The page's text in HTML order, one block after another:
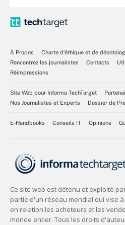
À Propos
Charte d’éthique et de
Rencontrez les journalistes
Contacts
Réimpressions
Site Web pour Informa TechTarget
Nos Journalistes et Experts
Dossier de
E-Handbooks Conseils IT Opinions